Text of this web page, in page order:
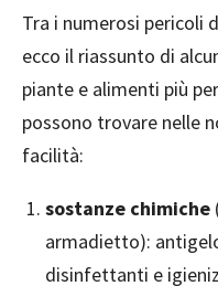
Tra i numerosi pericoli
ecco il riassunto di
piante e alimenti più
possono trovare nelle
facilità:
sostanze chimiche
armadietto):
disinfettanti e